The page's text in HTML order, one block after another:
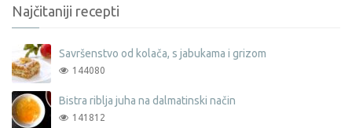
Najčitaniji recepti
Savršenstvo od kolača, s jabukama i grizom
144080
Bistra riblja juha na dalmatinski način
141812